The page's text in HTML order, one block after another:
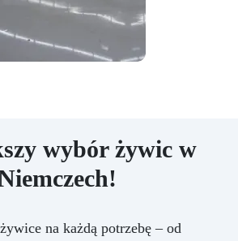
wybór żywic w
na każdą potrzebę – od